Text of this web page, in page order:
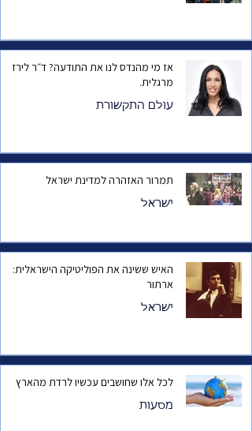
אז מי מהנדס לנו את התודעה? ד״ר לירז
מרגלית.
עולם התקשורת
תמרור האזהרה למדינת ישראל
ישראל
האיש ששינה את הפוליטיקה הישראלית:
ארתור
ישראל
לכל אלו שחושבים עכשיו לרדת מהארץ
מסעות